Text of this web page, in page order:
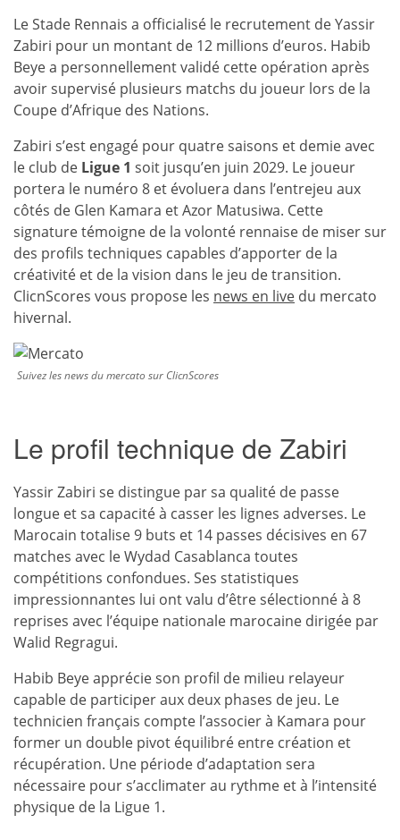
Le Stade Rennais a officialisé le recrutement de Yassir
Zabiri pour un montant de 12 millions d’euros. Habib
Beye a personnellement validé cette opération après
avoir supervisé plusieurs matchs du joueur lors de la
Coupe d’Afrique des Nations.
Zabiri s’est engagé pour quatre saisons et demie avec
le club de Ligue 1 soit jusqu’en juin 2029. Le joueur
portera le numéro 8 et évoluera dans l’entrejeu aux
côtés de Glen Kamara et Azor Matusiwa. Cette
signature témoigne de la volonté rennaise de miser sur
des profils techniques capables d’apporter de la
créativité et de la vision dans le jeu de transition.
ClicnScores vous propose les news en live du mercato
hivernal.
Suivez les news du mercato sur ClicnScores
Le profil technique de Zabiri
Yassir Zabiri se distingue par sa qualité de passe
longue et sa capacité à casser les lignes adverses. Le
Marocain totalise 9 buts et 14 passes décisives en 67
matches avec le Wydad Casablanca toutes
compétitions confondues. Ses statistiques
impressionnantes lui ont valu d’être sélectionné à 8
reprises avec l’équipe nationale marocaine dirigée par
Walid Regragui.
Habib Beye apprécie son profil de milieu relayeur
capable de participer aux deux phases de jeu. Le
technicien français compte l’associer à Kamara pour
former un double pivot équilibré entre création et
récupération. Une période d’adaptation sera
nécessaire pour s’acclimater au rythme et à l’intensité
physique de la Ligue 1.